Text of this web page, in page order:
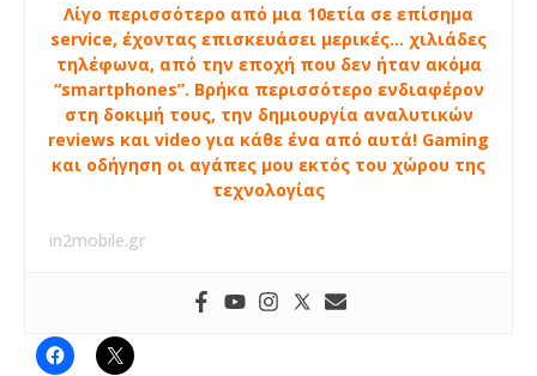
Λίγο περισσότερο από μια 10ετία σε επίσημα
service, έχοντας επισκευάσει μερικές… χιλιάδες
τηλέφωνα, από την εποχή που δεν ήταν ακόμα
“smartphones”. Βρήκα περισσότερο ενδιαφέρον
στη δοκιμή τους, την δημιουργία αναλυτικών
reviews και video για κάθε ένα από αυτά! Gaming
και οδήγηση οι αγάπες μου εκτός του χώρου της
τεχνολογίας
in2mobile.gr